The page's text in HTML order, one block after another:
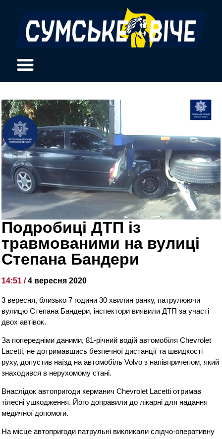
Подробиці ДТП із
травмованими на вулиці
Степана Бандери
14:51 /4 вересня 2020
3 вересня, близько 7 години 30 хвилин ранку, патрулюючи
вулицю Степана Бандери, інспектори виявили ДТП за участі
двох автівок.
За попередніми даними, 81-річний водій автомобіля Chevrolet
Lacetti, не дотримавшись безпечної дистанції та швидкості
руху, допустив наїзд на автомобіль Volvo з напівпричепом, який
знаходився в нерухомому стані.
Внаслідок автопригоди керманич Chevrolet Lacetti отримав
тілесні ушкодження. Його доправили до лікарні для надання
медичної допомоги.
На місце автопригоди патрульні викликали слідчо-оперативну